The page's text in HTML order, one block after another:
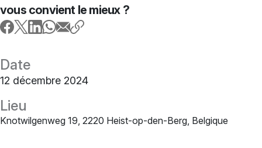
vous convient le mieux ?
Date
12 décembre 2024
Lieu
Knotwilgenweg 19, 2220 Heist-op-den-Berg, Belgique